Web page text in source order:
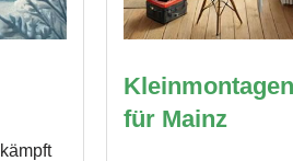
für Mainz